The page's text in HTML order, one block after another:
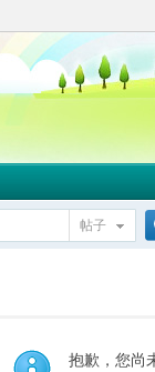
帖子
抱歉，您尚